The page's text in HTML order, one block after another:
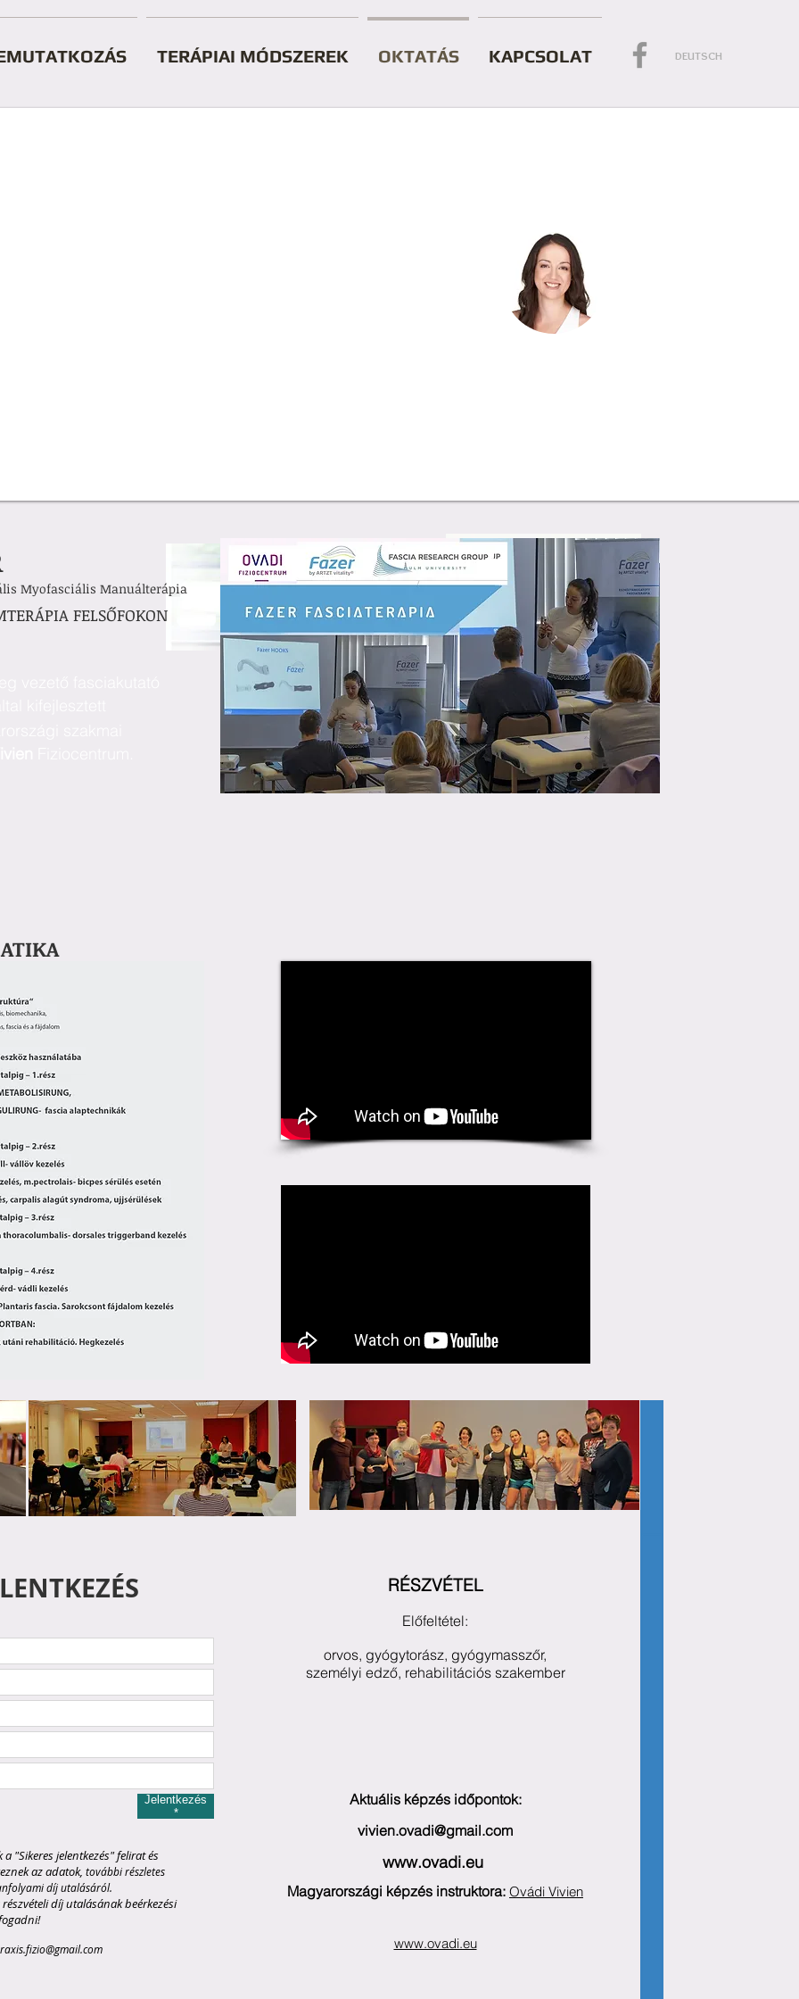
TERÁPIAI MÓDSZEREK OKTATÁS KAPCSOLAT DEUTSCH
Myofasciális Manuálterápia
FELSŐFOKON
Jelentkezés
*
"Sikeres jelentkezés" felirat és
az adatok, további részletes
díj utalásáról.
részvételi díj utalásának beérkezési
RÉSZVÉTEL
Előfeltétel:
orvos, gyógytorász, gyógymasszőr,
személyi edző, rehabilitációs szakember
Aktuális képzés időpontok:
vivien.ovadi@gmail.com
www.ovadi.eu
Magyarországi képzés instruktora: Ovádi Vivien
www.ovadi.eu